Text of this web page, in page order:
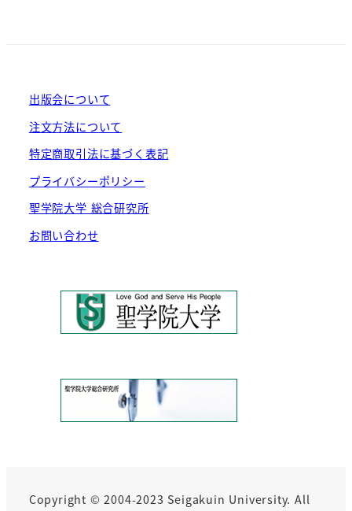
出版会について
注文方法について
特定商取引法に基づく表記
プライバシーポリシー
聖学院大学 総合研究所
お問い合わせ
Copyright © 2004-2023 Seigakuin University. All